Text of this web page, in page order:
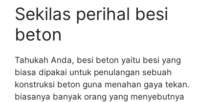
Sekilas perihal besi
beton
Tahukah Anda, besi beton yaitu besi yang
biasa dipakai untuk penulangan sebuah
konstruksi beton guna menahan gaya tekan.
biasanya banyak orang yang menyebutnya